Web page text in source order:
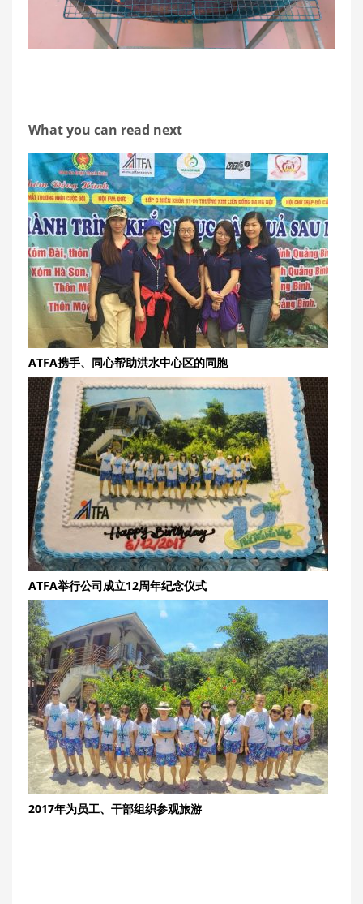
What you can read next
ATFA携手、同心帮助洪水中心区的同胞
ATFA举行公司成立12周年纪念仪式
2017年为员工、干部组织参观旅游